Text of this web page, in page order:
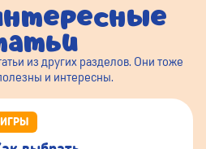
из других разделов. Они тоже
и интересны.
ИГРЫ